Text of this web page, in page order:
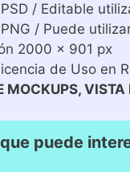
/ Editable
/ Puede
2000 x 901 px
de Uso en
MOCKUPS, VISTA
puede